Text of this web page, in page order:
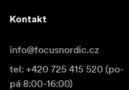
Kontakt
info@focusnordic.cz
tel: +420 725 415 520 (po-
pá 8:00-16:00)